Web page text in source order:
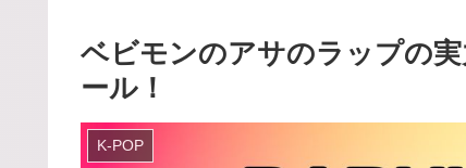
ベビモンのアサのラップの
ール！
K-POP